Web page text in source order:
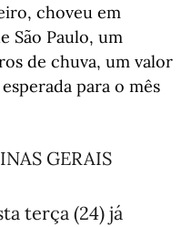
choveu em
São Paulo, um
de chuva, um valor
para o mês
GERAIS
terça (24) já